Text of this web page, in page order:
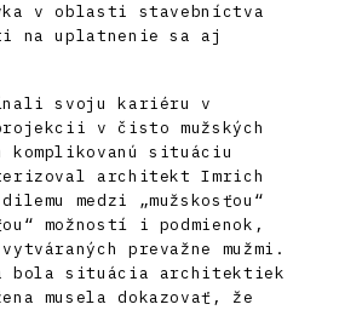
v oblasti stavebníctva
na uplatnenie sa aj
svoju kariéru v
v čisto mužských
situáciu
architekt Imrich
medzi „mužskosťou“
možností i podmienok,
prevažne mužmi.
bola situácia architektiek
musela dokazovať, že